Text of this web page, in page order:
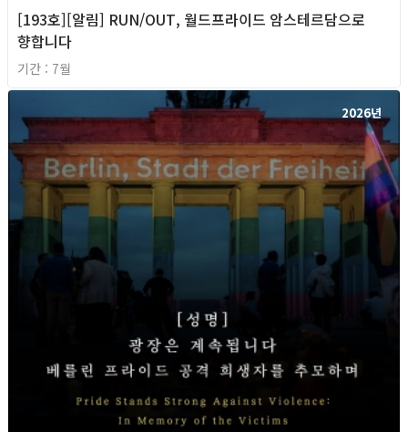
[193호][알림] RUN/OUT, 월드프라이드 암스테르담으로
향합니다
기간 : 7월
2026년